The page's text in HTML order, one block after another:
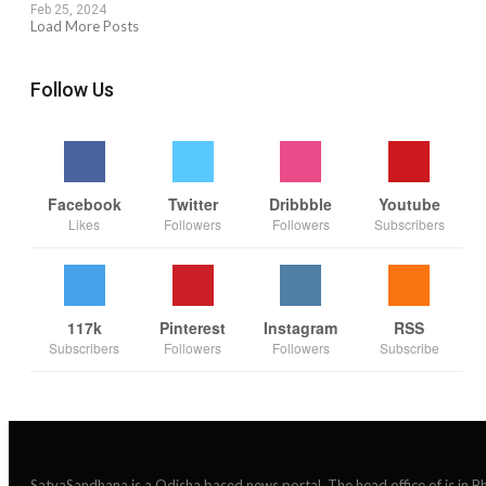
Feb 25, 2024
Load More Posts
Follow Us
Facebook
Likes
Twitter
Followers
Dribbble
Followers
Youtube
Subscribers
117k
Subscribers
Pinterest
Followers
Instagram
Followers
RSS
Subscribe